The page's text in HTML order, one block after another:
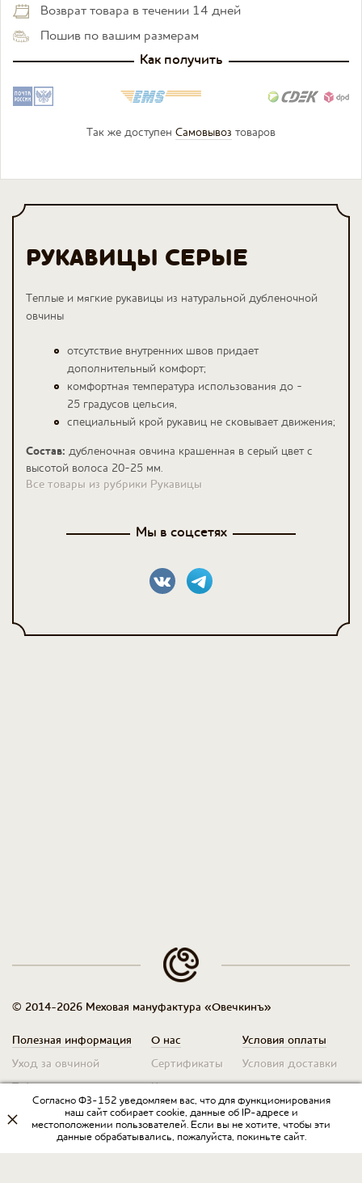
Возврат товара в течении 14 дней
Пошив по вашим размерам
Как получить
Так же доступен Самовывоз товаров
РУКАВИЦЫ СЕРЫЕ
Теплые и мягкие рукавицы из натуральной дубленочной
овчины
отсутствие внутренних швов придает
дополнительный комфорт;
комфортная температура использования до -
25 градусов цельсия,
специальный крой рукавиц не сковывает движения;
Состав: дубленочная овчина крашенная в серый цвет с
высотой волоса 20-25 мм.
Все товары из рубрики Рукавицы
Мы в соцсетях
© 2014-2026 Меховая мануфактура «Овечкинъ»
Полезная информация
Уход за овчиной
Таблица размеров
О нас
Сертификаты
Контакты
Условия оплаты
Условия доставки
Оплата для юр. лиц
Условия возврата
Оптовикам
Договор оферты
Согласно ФЗ-152 уведомляем вас, что для функционирования
наш сайт собирает cookie, данные об IP-адресе и
местоположении пользователей. Если вы не хотите, чтобы эти
данные обрабатывались, пожалуйста, покиньте сайт.